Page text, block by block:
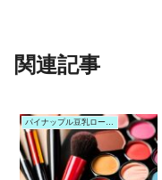
関連記事